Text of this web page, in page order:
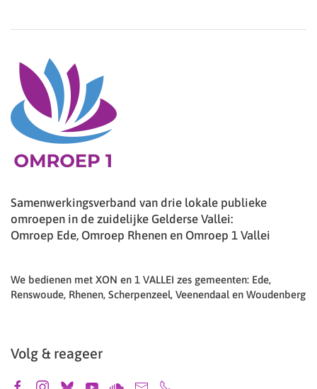
Samenwerkingsverband van drie lokale publieke
omroepen in de zuidelijke Gelderse Vallei:
Omroep Ede, Omroep Rhenen en Omroep 1 Vallei
We bedienen met XON en 1 VALLEI zes gemeenten: Ede,
Renswoude, Rhenen, Scherpenzeel, Veenendaal en Woudenberg
Volg & reageer